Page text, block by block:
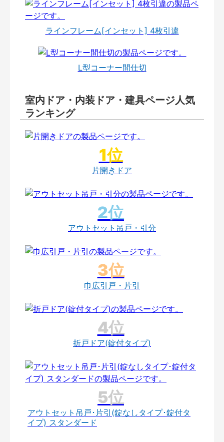
ラインフレーム[インセット] 4枚引違
L型コーナー間仕切
室内ドア・内装ドア・建具ページ人気
ランキング
片開きドア
アウトセット吊戸・引分
巾広引戸・片引
折戸ドア(錠付タイプ)
アウトセット吊戸･片引(錠なしタイプ･錠付タ
イプ) スタンダード